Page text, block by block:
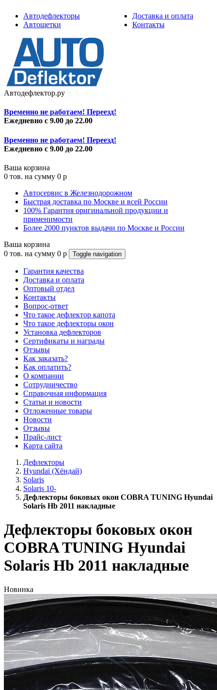
Автодефлекторы
Автощетки
Доставка и оплата
Контакты
Автодефлектор.ру
Временно не работаем! Переезд!
Ежедневно с 9.00 до 22.00
Временно не работаем! Переезд!
Ежедневно с 9.00 до 22.00
Ваша корзина
0 тов. на сумму 0 p
Автосервис в Железнодорожном
Быстрая доставка по Москве и всей России
100% Гарантия оригинальной продукции и
применимости
Более 2000 пунктов выдачи по Москве и России
Ваша корзина
0 тов. на сумму 0 p Toggle navigation
Гарантия качества
Доставка и оплата
Оптовый отдел
Контакты
Вопрос-ответ
Что такое дефлектор капота
Что такое дефлекторы окон
Установка дефлекторов
Сертификаты и награды
Отзывы
Как заказать?
Как оплатить?
О компании
Сотрудничество
Справочная информация
Статьи и новости
Отложенные товары
Новости
Отзывы
Прайс-лист
Карта сайта
Дефлекторы
Hyundai (Хёндай)
Solaris
Solaris 10-
Дефлекторы боковых окон COBRA TUNING Hyundai
Solaris Hb 2011 накладные
Дефлекторы боковых окон
COBRA TUNING Hyundai
Solaris Hb 2011 накладные
Новинка